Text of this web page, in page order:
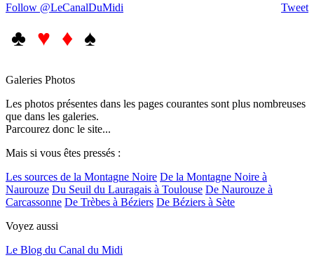
Tweet
Follow @LeCanalDuMidi
♣ ♥ ♦ ♠
Galeries Photos
Les photos présentes dans les pages courantes sont plus nombreuses
que dans les galeries.
Parcourez donc le site...
Mais si vous êtes pressés :
Les sources de la Montagne Noire De la Montagne Noire à
Naurouze Du Seuil du Lauragais à Toulouse De Naurouze à
Carcassonne De Trèbes à Béziers De Béziers à Sète
Voyez aussi
Le Blog du Canal du Midi